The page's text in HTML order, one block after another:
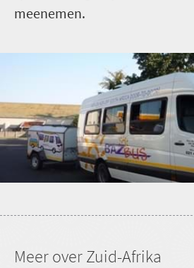
meenemen.
Meer over Zuid-Afrika